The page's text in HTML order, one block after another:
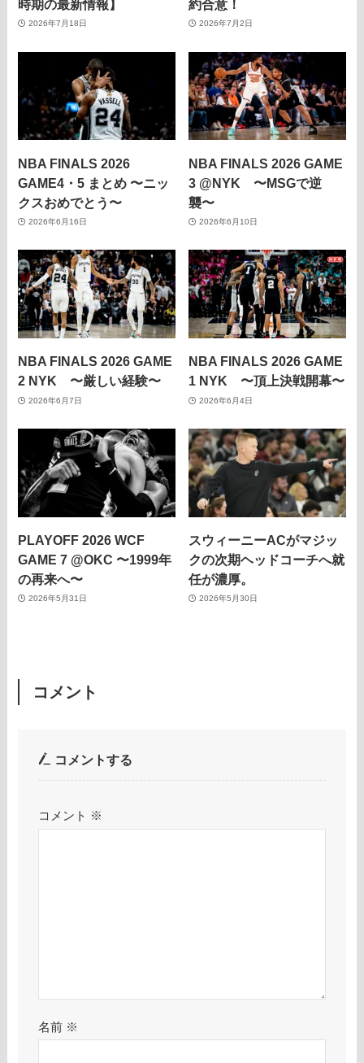
時期の最新情報】
2026年7月18日
約合意！
2026年7月2日
NBA FINALS 2026
GAME4・5 まとめ 〜ニッ
クスおめでとう〜
2026年6月16日
NBA FINALS 2026 GAME
3 @NYK 〜MSGで逆
襲〜
2026年6月10日
NBA FINALS 2026 GAME
2 NYK 〜厳しい経験〜
2026年6月7日
NBA FINALS 2026 GAME
1 NYK 〜頂上決戦開幕〜
2026年6月4日
PLAYOFF 2026 WCF
GAME 7 @OKC 〜1999年
の再来へ〜
2026年5月31日
スウィーニーACがマジッ
クの次期ヘッドコーチへ就
任が濃厚。
2026年5月30日
コメント
コメントする
コメント ※
名前 ※